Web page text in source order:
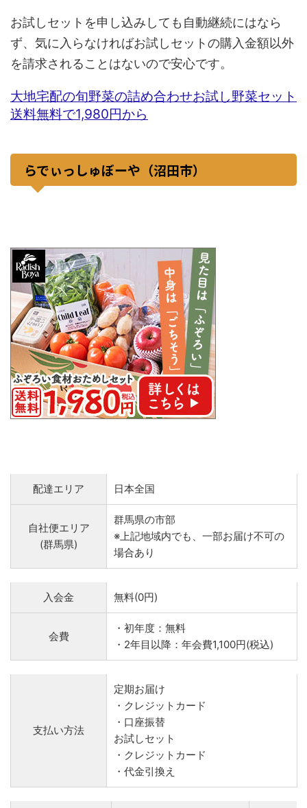
お試しセットを申し込みしても自動継続にはなら
ず、気に入らなければお試しセットの購入金額以外
を請求されることはないので安心です。
大地宅配の旬野菜の詰め合わせお試し野菜セット
送料無料で1,980円から
らでぃっしゅぼーや（沼田市）
配達エリア 日本全国
自社便エリア
(群馬県)
群馬県の市部
※上記地域内でも、一部お届け不可の
場合あり
入会金 無料(0円)
会費
・初年度：無料
・2年目以降：年会費1,100円(税込)
支払い方法
定期お届け
・クレジットカード
・口座振替
お試しセット
・クレジットカード
・代金引換え